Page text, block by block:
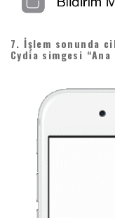
7. İşlem sonunda
Cydia simgesi